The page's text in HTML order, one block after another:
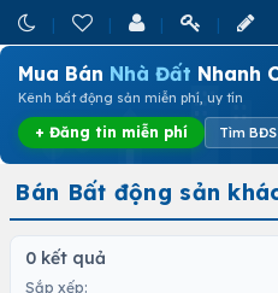
Mua Bán Nhà Đất Nhanh
Kênh bất động sản miễn phí, uy tín
+ Đăng tin miễn phí Tìm BĐS
Bán Bất động sản
0 kết quả
Sắp xếp: